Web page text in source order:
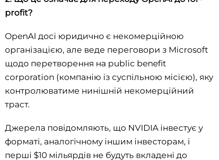
profit?
OpenAI досі юридично є некомерційною
організацією, але веде переговори з Microsoft
щодо перетворення на public benefit
corporation (компанію із суспільною місією), яку
контролюватиме нинішній некомерційний
траст.
Джерела повідомляють, що NVIDIA інвестує у
форматі, аналогічному іншим інвесторам, і
перші $10 мільярдів не будуть вкладені до